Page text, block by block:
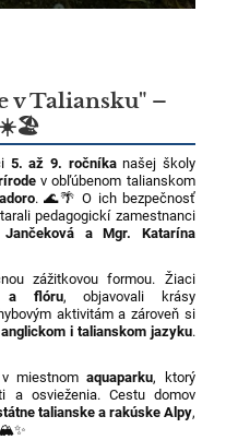
v Taliansku" –
☀️🏖️
5. až 9. ročníkanašej školy
v obľúbenom talianskom
. 🌊🌴 O ich bezpečnosť
pedagogickí zamestnanci
a Mgr. Katarína
zážitkovou formou. Žiaci
a flóru, objavovali krásy
aktivitám a zároveň si
anglickom i talianskom jazyku.
v miestnomaquaparku, ktorý
a osvieženia. Cestu domov
talianske a rakúske Alpy,
🏔️✨